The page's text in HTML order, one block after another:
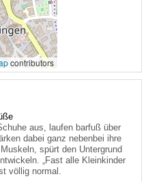
contributors
aus, laufen barfuß über
dabei ganz nebenbei ihre
spürt den Untergrund
„Fast alle Kleinkinder
völlig normal.